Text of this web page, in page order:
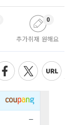
추가취재 원해요
0